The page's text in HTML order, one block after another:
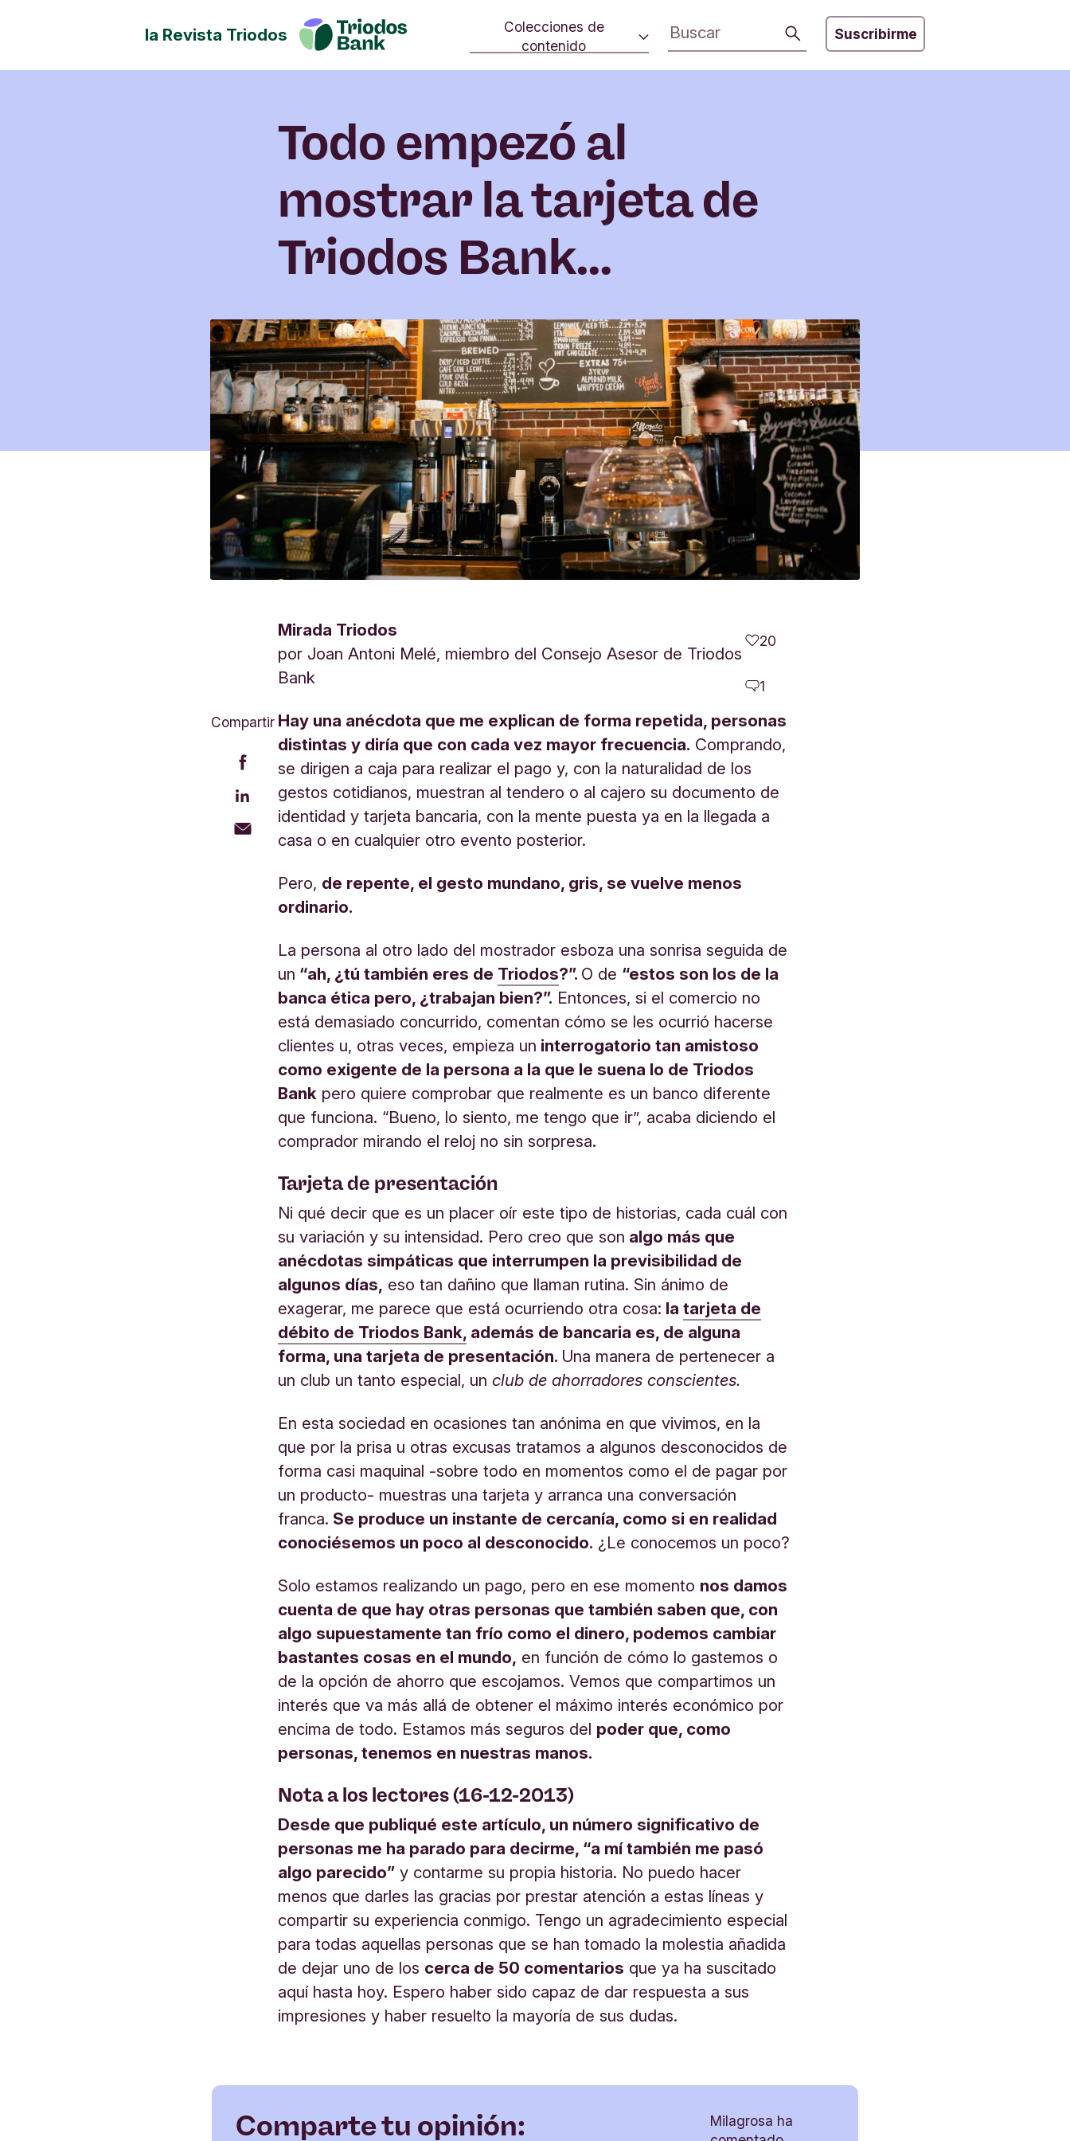
la Revista Triodos
Colecciones de
contenido
Buscar Suscribirme
Tu dinero tiene potencial de cambio.
Consumo consciente
Iniciativas sociales
Inversión de impacto
Todo empezó al
mostrar la tarjeta de
Triodos Bank…
Mirada Triodos
por Joan Antoni Melé, miembro del Consejo Asesor de Triodos
Bank
20
1
Compartir Hay una anécdota que me explican de forma repetida, personas
distintas y diría que con cada vez mayor frecuencia. Comprando,
se dirigen a caja para realizar el pago y, con la naturalidad de los
gestos cotidianos, muestran al tendero o al cajero su documento de
identidad y tarjeta bancaria, con la mente puesta ya en la llegada a
casa o en cualquier otro evento posterior.
Pero, de repente, el gesto mundano, gris, se vuelve menos
ordinario.
La persona al otro lado del mostrador esboza una sonrisa seguida de
un “ah, ¿tú también eres de Triodos?”. O de “estos son los de la
banca ética pero, ¿trabajan bien?”. Entonces, si el comercio no
está demasiado concurrido, comentan cómo se les ocurrió hacerse
clientes u, otras veces, empieza un interrogatorio tan amistoso
como exigente de la persona a la que le suena lo de Triodos
Bank pero quiere comprobar que realmente es un banco diferente
que funciona. “Bueno, lo siento, me tengo que ir”, acaba diciendo el
comprador mirando el reloj no sin sorpresa.
Tarjeta de presentación
Ni qué decir que es un placer oír este tipo de historias, cada cuál con
su variación y su intensidad. Pero creo que son algo más que
anécdotas simpáticas que interrumpen la previsibilidad de
algunos días, eso tan dañino que llaman rutina. Sin ánimo de
exagerar, me parece que está ocurriendo otra cosa: latarjeta de
débito de Triodos Bank, además de bancaria es, de alguna
forma, una tarjeta de presentación. Una manera de pertenecer a
un club un tanto especial, un club de ahorradores conscientes.
En esta sociedad en ocasiones tan anónima en que vivimos, en la
que por la prisa u otras excusas tratamos a algunos desconocidos de
forma casi maquinal -sobre todo en momentos como el de pagar por
un producto- muestras una tarjeta y arranca una conversación
franca. Se produce un instante de cercanía, como si en realidad
conociésemos un poco al desconocido. ¿Le conocemos un poco?
Solo estamos realizando un pago, pero en ese momento nos damos
cuenta de que hay otras personas que también saben que, con
algo supuestamente tan frío como el dinero, podemos cambiar
bastantes cosas en el mundo, en función de cómo lo gastemos o
de la opción de ahorro que escojamos. Vemos que compartimos un
interés que va más allá de obtener el máximo interés económico por
encima de todo. Estamos más seguros del poder que, como
personas, tenemos en nuestras manos.
Nota a los lectores (16-12-2013)
Desde que publiqué este artículo, un número significativo de
personas me ha parado para decirme, “a mí también me pasó
algo parecido” y contarme su propia historia. No puedo hacer
menos que darles las gracias por prestar atención a estas líneas y
compartir su experiencia conmigo. Tengo un agradecimiento especial
para todas aquellas personas que se han tomado la molestia añadida
de dejar uno de los cerca de 50 comentarios que ya ha suscitado
aquí hasta hoy. Espero haber sido capaz de dar respuesta a sus
impresiones y haber resuelto la mayoría de sus dudas.
Comparte tu opinión:
Milagrosa ha